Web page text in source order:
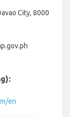
City, 8000
en